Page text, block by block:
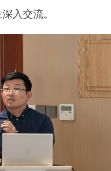
入交流。